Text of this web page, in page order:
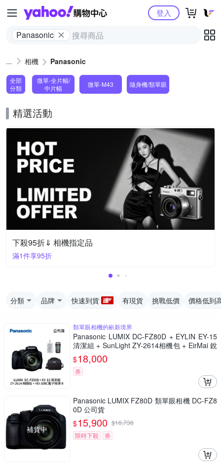
Yahoo購物中心
Panasonic
登入
相機 Panasonic
全部
分類
微單-全片幅/
中片幅
微單-M43 隨身機/類單眼
精選活動
下殺95折⇓ 相機指定品
滿1件享95折
分類 品牌 快速到貨 有現貨 挑戰低價 價格低到
類單眼相機的嶄新境界
Panasonic LUMIX DC-FZ80D + EYLIN EY-15
清潔組 + SunLight ZY-2614相機包 + EirMai 銳
瑪 HD-100C電子除濕卡 FZ80D (公司貨)
$18,000
券
補貨中
Panasonic LUMIX FZ80D 類單眼相機 DC-FZ8
0D 公司貨
$15,900 $16,736
限時下殺
券